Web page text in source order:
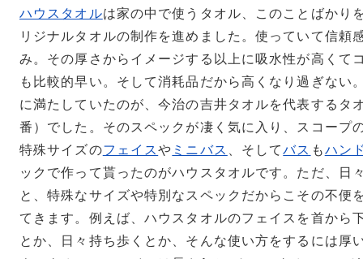
ハウスタオルは家の中で使うタオル、このことばかり
リジナルタオルの制作を進めました。使っていて信頼
み。その厚さからイメージする以上に吸水性が高くて
も比較的早い。そして消耗品だから高くなり過ぎない
に満たしていたのが、今治の吉井タオルを代表するタ
番）でした。そのスペックが凄く気に入り、スコープ
特殊サイズのフェイスや ミニバス 、そしてバス もハン
ックで作って貰ったのがハウスタオルです。ただ、日
と、特殊なサイズや特別なスペックだからこその不便
てきます。例えば、ハウスタオルのフェイスを首から
とか、日々持ち歩くとか、そんな使い方をするには厚